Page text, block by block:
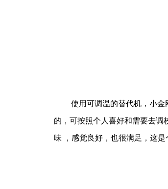
使用可调温的替代机，小
的，可按照个人喜好和需要去调
味 ，感觉良好，也很满足，这